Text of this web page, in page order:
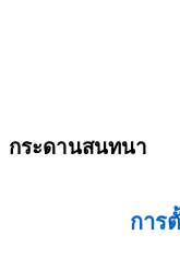
กระดานสนทนา
การ